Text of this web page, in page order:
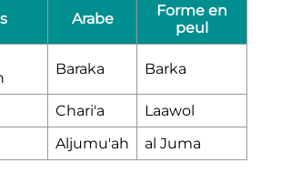
Arabe
Forme en
peul
Baraka Barka
Chari'a
Laawol
Aljumu'ah al Juma